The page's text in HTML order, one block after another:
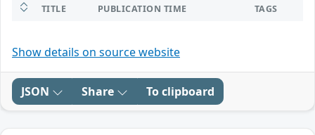
TITLE PUBLICATION TIME TAGS
Show details on source website
JSON Share To clipboard